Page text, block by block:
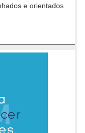
e orientados